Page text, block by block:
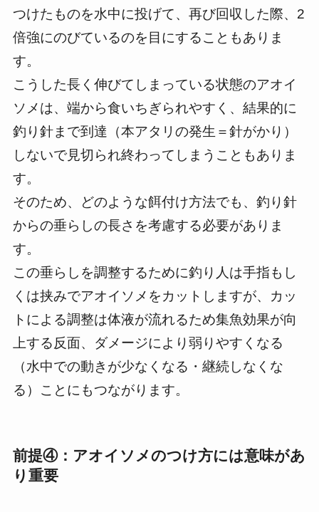
つけたものを水中に投げて、再び回収した際、2
倍強にのびているのを目にすることもありま
す。
こうした長く伸びてしまっている状態のアオイ
ソメは、端から食いちぎられやすく、結果的に
釣り針まで到達（本アタリの発生＝針がかり）
しないで見切られ終わってしまうこともありま
す。
そのため、どのような餌付け方法でも、釣り針
からの垂らしの長さを考慮する必要がありま
す。
この垂らしを調整するために釣り人は手指もし
くは挟みでアオイソメをカットしますが、カッ
トによる調整は体液が流れるため集魚効果が向
上する反面、ダメージにより弱りやすくなる
（水中での動きが少なくなる・継続しなくな
る）ことにもつながります。
前提④：アオイソメのつけ方には意味があ
り重要